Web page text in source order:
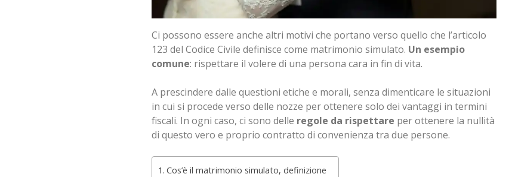
Ci possono essere anche altri motivi che portano verso quello che l’articolo
123 del Codice Civile definisce come matrimonio simulato. Un esempio
comune: rispettare il volere di una persona cara in fin di vita.
A prescindere dalle questioni etiche e morali, senza dimenticare le situazioni
in cui si procede verso delle nozze per ottenere solo dei vantaggi in termini
fiscali. In ogni caso, ci sono delle regole da rispettare per ottenere la nullità
di questo vero e proprio contratto di convenienza tra due persone.
Cos’è il matrimonio simulato, definizione